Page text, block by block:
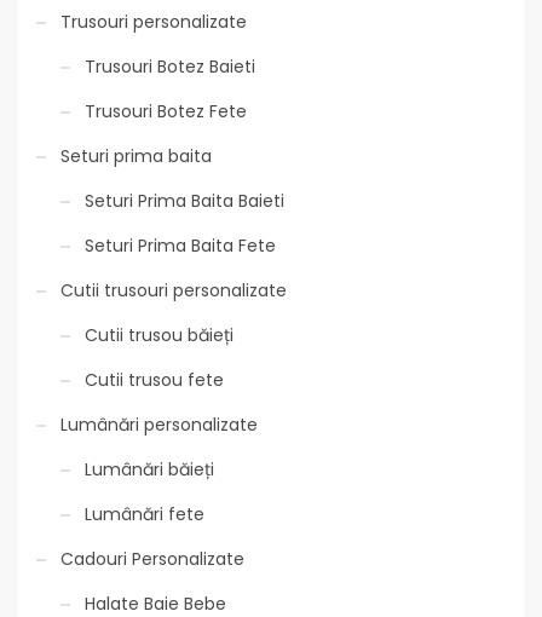
Trusouri personalizate
Trusouri Botez Baieti
Trusouri Botez Fete
Seturi prima baita
Seturi Prima Baita Baieti
Seturi Prima Baita Fete
Cutii trusouri personalizate
Cutii trusou băieți
Cutii trusou fete
Lumânări personalizate
Lumânări băieți
Lumânări fete
Cadouri Personalizate
Halate Baie Bebe